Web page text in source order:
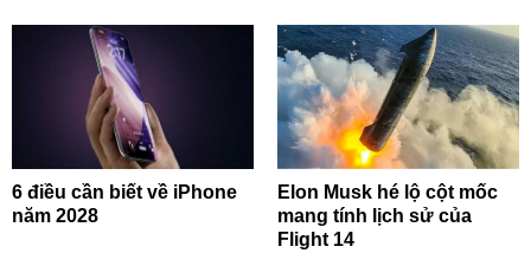
6 điều cần biết về iPhone
năm 2028
Elon Musk hé lộ cột mốc
mang tính lịch sử của
Flight 14